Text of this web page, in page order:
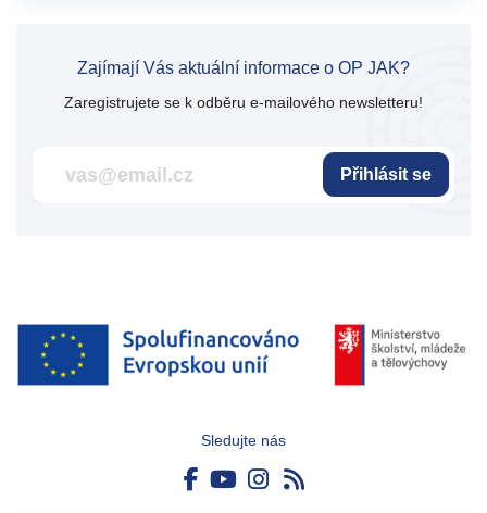
Zajímají Vás aktuální informace o OP JAK?
Zaregistrujete se k odběru e-mailového newsletteru!
Přihlásit se
Sledujte nás